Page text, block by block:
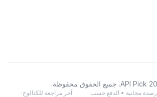
أرصدة مجانية • الدفع حسب آخر مراجعة للكتالوج: